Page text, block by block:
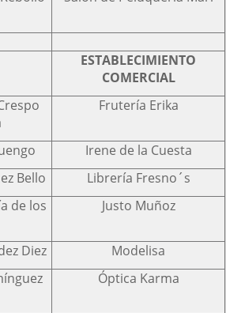
ESTABLECIMIENTO
COMERCIAL
Frutería Erika
Irene de la Cuesta
Bello
Librería Fresno´s
de los
Justo Muñoz
Diez
Modelisa
Óptica Karma